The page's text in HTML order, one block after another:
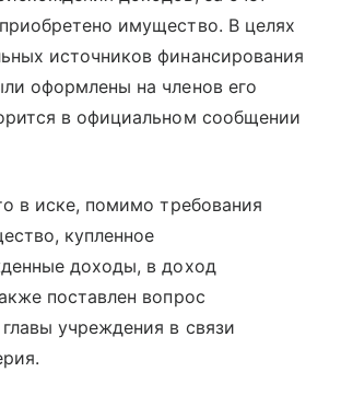
имущество. В целях
источников финансирования
оформлены на членов его
в официальном сообщении
в иске, помимо требования
купленное
доходы, в доход
поставлен вопрос
учреждения в связи